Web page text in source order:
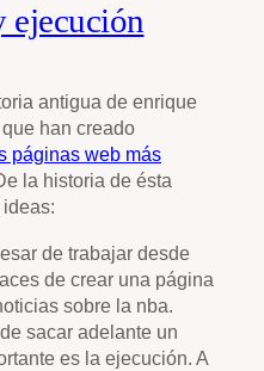
ejecución
antigua de enrique
han creado
páginas web más
la historia de ésta
de trabajar desde
de crear una página
sobre la nba.
sacar adelante un
es la ejecución. A